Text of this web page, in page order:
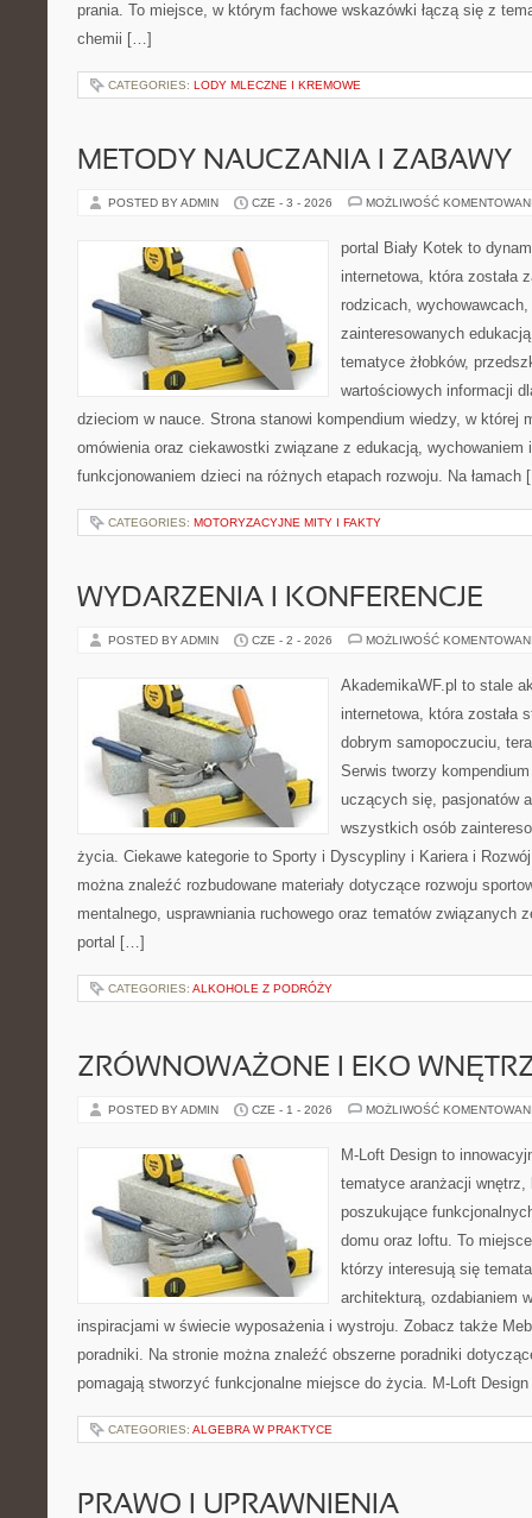
prania. To miejsce, w którym fachowe wskazówki łączą się z
chemii […]
CATEGORIES: LODY MLECZNE I KREMOWE
METODY NAUCZANIA I ZABAWY
POSTED BY ADMIN CZE - 3 - 2026 MOŻLIWOŚĆ
portal Biały Kotek to
internetowa, która została
rodzicach,
zainteresowanych
tematyce żłobków,
wartościowych informacji
dzieciom w nauce. Strona stanowi kompendium wiedzy, w której
omówienia oraz ciekawostki związane z edukacją, wychowaniem
funkcjonowaniem dzieci na różnych etapach rozwoju. Na
CATEGORIES: MOTORYZACYJNE MITY I FAKTY
WYDARZENIA I KONFERENCJE
POSTED BY ADMIN CZE - 2 - 2026 MOŻLIWOŚĆ
AkademikaWF.pl to stale
internetowa, która została
dobrym samopoczuciu,
Serwis tworzy
uczących się, pasjonatów
wszystkich osób
życia. Ciekawe kategorie to Sporty i Dyscypliny i Kariera i
można znaleźć rozbudowane materiały dotyczące rozwoju
mentalnego, usprawniania ruchowego oraz tematów związanych
portal […]
CATEGORIES: ALKOHOLE Z PODRÓŻY
ZRÓWNOWAŻONE I EKO
POSTED BY ADMIN CZE - 1 - 2026 MOŻLIWOŚĆ
M-Loft Design to
tematyce aranżacji
poszukujące
domu oraz loftu. To
którzy interesują się
architekturą, ozdabianiem
inspiracjami w świecie wyposażenia i wystroju. Zobacz także
poradniki. Na stronie można znaleźć obszerne poradniki
pomagają stworzyć funkcjonalne miejsce do życia. M-Loft
CATEGORIES: ALGEBRA W PRAKTYCE
PRAWO I UPRAWNIENIA